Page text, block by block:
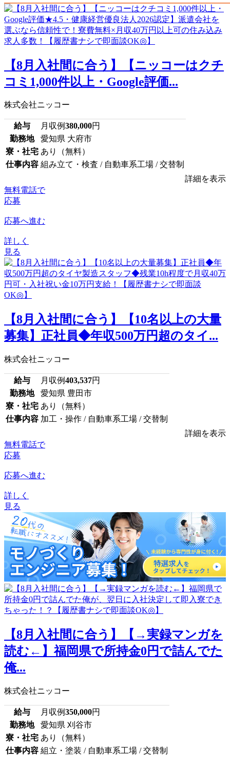
【8月入社間に合う】【ニッコーはクチ
コミ1,000件以上・Google評価...
株式会社ニッコー
給与 月収例380,000円
勤務地
愛知県 大府市
寮・社宅 あり（無料）
仕事内容 組み立て・検査 / 自動車系工場 / 交替制
詳細を表示
無料電話で
応募
応募へ進む
詳しく
見る
【8月入社間に合う】【10名以上の大量
募集】正社員◆年収500万円超のタイ...
株式会社ニッコー
給与 月収例403,537円
勤務地
愛知県 豊田市
寮・社宅 あり（無料）
仕事内容 加工・操作 / 自動車系工場 / 交替制
詳細を表示
無料電話で
応募
応募へ進む
詳しく
見る
【8月入社間に合う】【→実録マンガを
読む←】福岡県で所持金0円で詰んでた
俺...
株式会社ニッコー
給与 月収例350,000円
勤務地
愛知県 刈谷市
寮・社宅 あり（無料）
仕事内容 組立・塗装 / 自動車系工場 / 交替制